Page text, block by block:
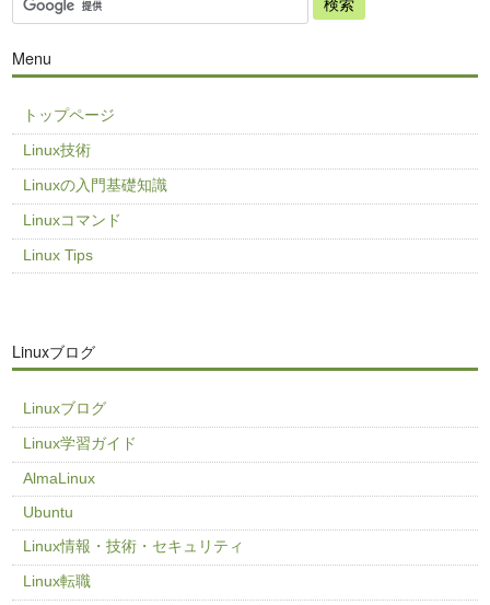
Menu
トップページ
Linux技術
Linuxの入門基礎知識
Linuxコマンド
Linux Tips
Linuxブログ
Linuxブログ
Linux学習ガイド
AlmaLinux
Ubuntu
Linux情報・技術・セキュリティ
Linux転職